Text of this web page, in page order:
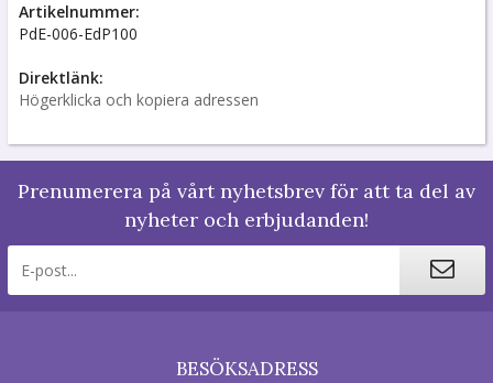
Artikelnummer:
PdE-006-EdP100
Direktlänk:
Högerklicka och kopiera adressen
Prenumerera på vårt nyhetsbrev för att ta del av
nyheter och erbjudanden!
BESÖKSADRESS